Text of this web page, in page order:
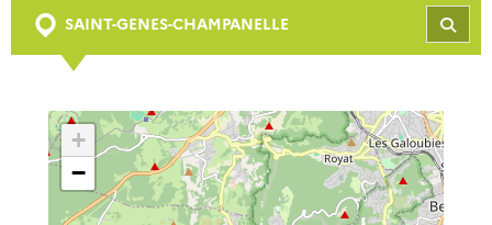
SAINT-GENES-CHAMPANELLE
+
−